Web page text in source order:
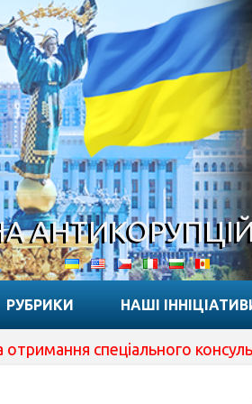
РУБРИКИ НАШІ
спеціального